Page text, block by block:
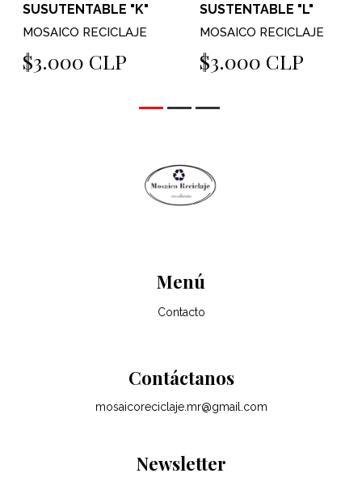
SUSUTENTABLE "K"
MOSAICO RECICLAJE
$3.000 CLP
SUSTENTABLE "L"
MOSAICO RECICLAJE
$3.000 CLP
Menú
Contacto
Contáctanos
mosaicoreciclaje.mr@gmail.com
Newsletter